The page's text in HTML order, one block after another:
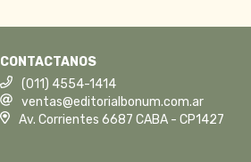
CONTACTANOS
(011) 4554-1414
ventas@editorialbonum.com.ar
Av. Corrientes 6687 CABA - CP1427